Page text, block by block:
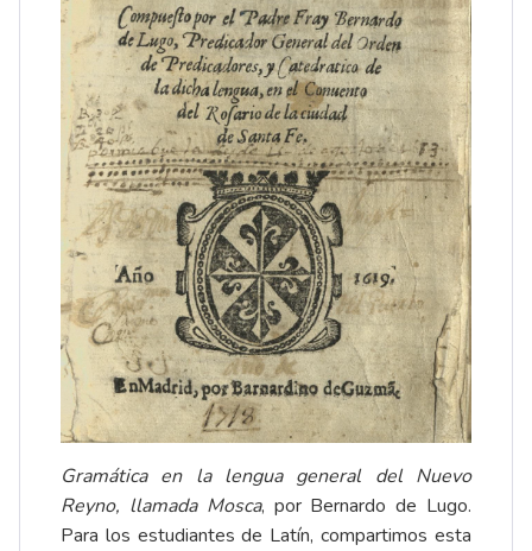
Gramática en la lengua general del Nuevo
Reyno, llamada Mosca, por Bernardo de Lugo.
Para los estudiantes de Latín, compartimos esta